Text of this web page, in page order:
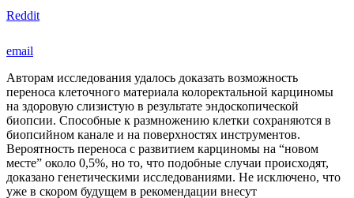
Reddit
email
Авторам исследования удалось доказать возможность
переноса клеточного материала колоректальной карциномы
на здоровую слизистую в результате эндоскопической
биопсии. Способные к размножению клетки сохраняются в
биопсийном канале и на поверхностях инструментов.
Вероятность переноса с развитием карциномы на “новом
месте” около 0,5%, но то, что подобные случаи происходят,
доказано генетическими исследованиями. Не исключено, что
уже в скором будущем в рекомендации внесут